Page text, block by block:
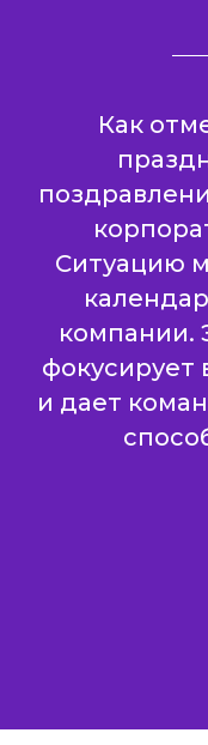
Как
Ситуацию
компании.
фокусирует
и дает